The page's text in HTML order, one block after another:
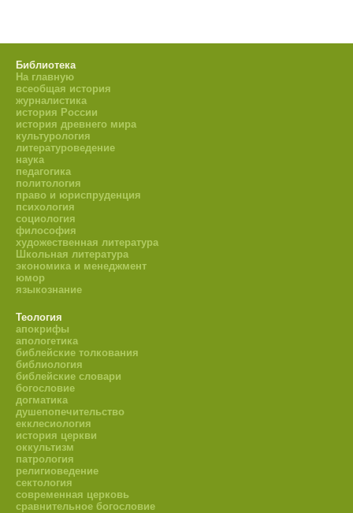
Библиотека
На главную
всеобщая история
журналистика
история России
история древнего мира
культурология
литературоведение
наука
педагогика
политология
право и юриспруденция
психология
социология
философия
художественная литература
Школьная литература
экономика и менеджмент
юмор
языкознание
Теология
апокрифы
апологетика
библейские толкования
библиология
библейские словари
богословие
догматика
душепопечительство
екклесиология
история церкви
оккультизм
патрология
религиоведение
сектология
современная церковь
сравнительное богословие